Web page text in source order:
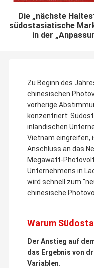
Die „nächste
südostasiatische
in der
Zu Beginn des
chinesischen
vorherige
konzentriert:
inländischen
Vietnam eingreifen,
Anschluss an das
Megawatt-
Unternehmens in
wird schnell zum
chinesische
Warum
Der Anstieg auf
das Ergebnis von
Variablen.